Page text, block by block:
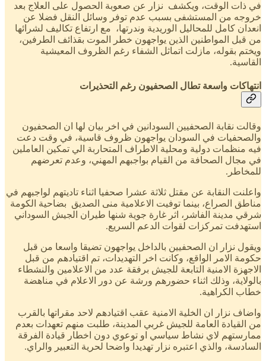
في ذات الوقت، ويكشف نزار عن صعوبة الحصول على العلاج بعد
خروجه من المستشفى بسبب عدم توفر وسائل النقل فضلا عن
انعدان كامل للمحاليل الوريدية وندرتها، مع ارتفاع تكاليف لشرائها
من قبل المواطنين الذين يواجهون خطر الموت بقذائف الطرفين،
ويختم بقوله، مازلت اتماثل الشفاء رغم الظروف المعيشية
القاسية.
انتهاكات واسعة تطال الصحفيون رغم التحذيرات
وقالت نقابة الصحفيين السودانين في اخر بيان لها ان الصحفيون
والصحفيات في السودان يواجهون ظروف قاسية، في وقت دعت
فيه منظمات دولية ومحلية الاطراف المتحاربة الي تمكين العاملين
في مجال الصحافة من القيام بواجبهم المهني، وعدم تعرضهم
للمخاطر.
واعلنت النقابة عن مقتل ثلاثة عشرا صحفيا اثناء تاديتهم لواجبهم في
مناطق الصراع، بينما توفيت الاعلامية منى الصديق بضاحية الكومة
شرقي مدينة الفاشر، اثر غارة جوية شنها طيران الجيش السوداني
استهدفت تمركزات لقوات الدعم السريع.
ويقول نزار ان الصحفيين بالداخل يواجهون تضيقا واسعا من قبل
حكومة الامر الواقع، وكانت اخر التهديدات، تم اقتيادهم من قبل
الاجهزة الامنية التابعة للجيش برفقة عدد من الاعلامين والنشطاء
بالولاية، وذلك اثناء حضورهم ورشة عن دور الاعلام في مناهضة
خطاب الكراهية.
واضاف نزار ان الخلية الامنية عقب اقتيادهم لاحد مقراتها بالقرب
من القيادة العامة للجيش غربي المدينة، طلبت منهم تعهدات بعدم
ممارستهم لاي نشاط سياسي او توعوي دون اخطار قيادة الفرقة
السادسة، والذي اعتبره نزار تهديدا واضحا لحرية التعبير والراي.